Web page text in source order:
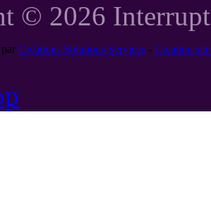
© 2026
Créations Solutions Services- Creation